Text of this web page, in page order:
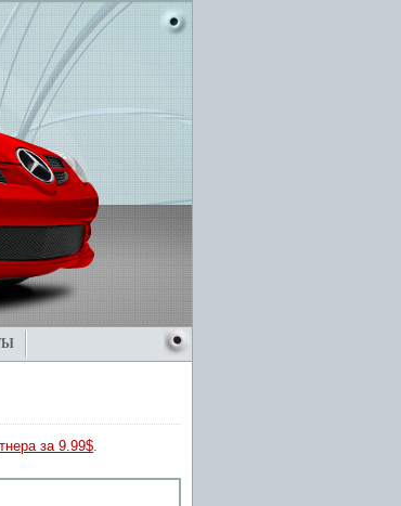
за 9.99$.